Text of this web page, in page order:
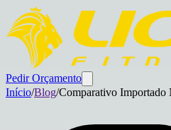
Pedir Orçamento
Início/Blog/Comparativo Importado